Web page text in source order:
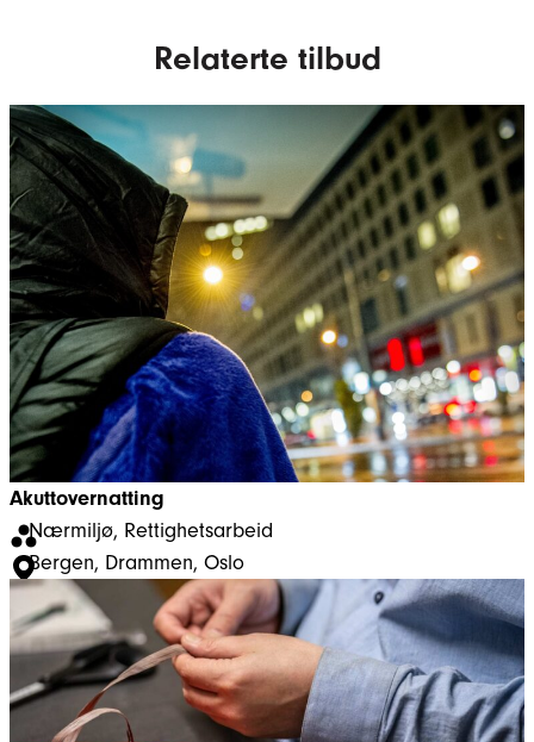
Relaterte tilbud
Akuttovernatting
Nærmiljø, Rettighetsarbeid
Bergen, Drammen, Oslo